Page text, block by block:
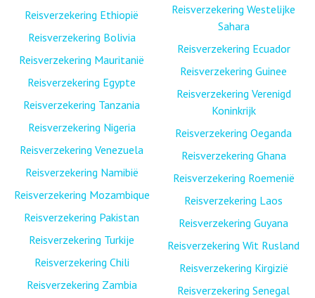
Reisverzekering Ethiopië
Reisverzekering Bolivia
Reisverzekering Mauritanië
Reisverzekering Egypte
Reisverzekering Tanzania
Reisverzekering Nigeria
Reisverzekering Venezuela
Reisverzekering Namibië
Reisverzekering Mozambique
Reisverzekering Pakistan
Reisverzekering Turkije
Reisverzekering Chili
Reisverzekering Zambia
Reisverzekering Westelijke
Sahara
Reisverzekering Ecuador
Reisverzekering Guinee
Reisverzekering Verenigd
Koninkrijk
Reisverzekering Oeganda
Reisverzekering Ghana
Reisverzekering Roemenië
Reisverzekering Laos
Reisverzekering Guyana
Reisverzekering Wit Rusland
Reisverzekering Kirgizië
Reisverzekering Senegal